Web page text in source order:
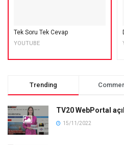
Tek Soru Tek Cevap
YOUTUBE
Trending
TV20 WebPortal
15/11/2022